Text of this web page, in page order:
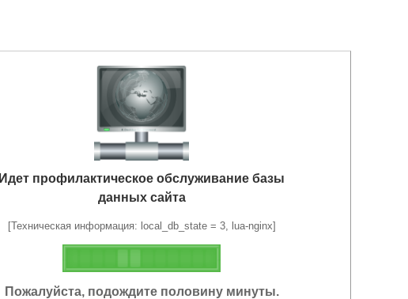
Идет профилактическое обслуживание базы
данных сайта
[Техническая информация: local_db_state = 3, lua-nginx]
Пожалуйста, подождите половину минуты.